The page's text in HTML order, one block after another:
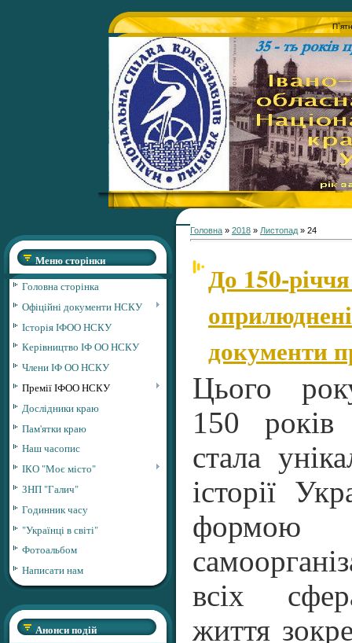
Меню сторінки
Головна сторінка
Офіційні документи НСКУ
Історія ІФОО НСКУ
Керівництво ІФ ОО НСКУ
Члени ІФ ОО НСКУ
Премії ІФОО НСКУ
Дослідники краю
Пам'ятки краю
Наш часопис
ІКО "Моє місто"
ЗНП "Галич"
Годинник часу
"Українці в світі"
Фотоальбом
Написати нам
Анонси подій
Головна » 2018 » Листопад » 24
До 150-
документи
Цього
150 років
стала
історії
формою
всіх
життя